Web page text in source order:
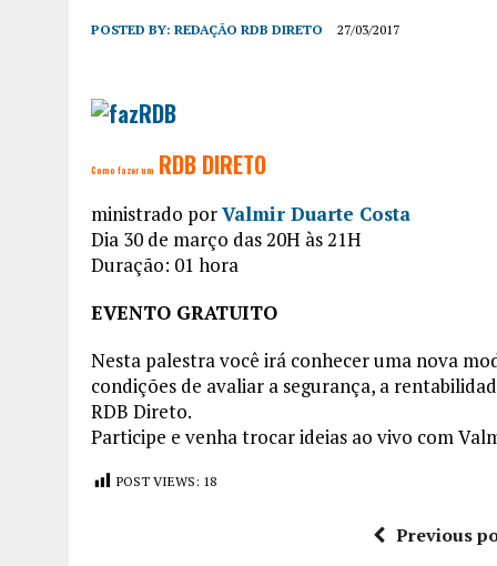
POSTED BY: REDAÇÃO RDB DIRETO 27/03/2017
Como fazer um RDB DIRETO
ministrado porValmir Duarte Costa
Dia 30 de março das 20H às 21H
Duração: 01 hora
EVENTO GRATUITO
Nesta palestra você irá conhecer uma nova
condições de avaliar a segurança, a
RDB Direto.
Participe e venha trocar ideias ao vivo com
POST VIEWS: 18
Previous